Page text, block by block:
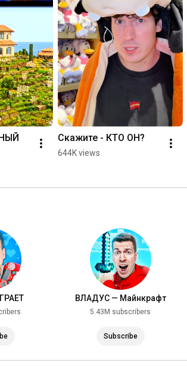
Скажите - КТО ОН?
644K views
ВЛАДУС — Майнкрафт
5.43M subscribers
Subscribe